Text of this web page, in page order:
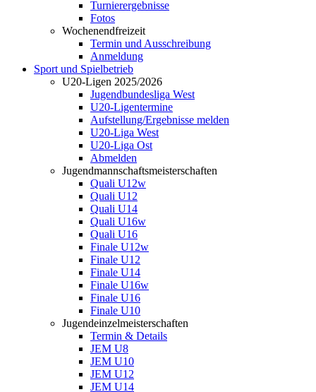
Turnierergebnisse
Fotos
Wochenendfreizeit
Termin und Ausschreibung
Anmeldung
Sport und Spielbetrieb
U20-Ligen 2025/2026
Jugendbundesliga West
U20-Ligentermine
Aufstellung/Ergebnisse melden
U20-Liga West
U20-Liga Ost
Abmelden
Jugendmannschaftsmeisterschaften
Quali U12w
Quali U12
Quali U14
Quali U16w
Quali U16
Finale U12w
Finale U12
Finale U14
Finale U16w
Finale U16
Finale U10
Jugendeinzelmeisterschaften
Termin & Details
JEM U8
JEM U10
JEM U12
JEM U14